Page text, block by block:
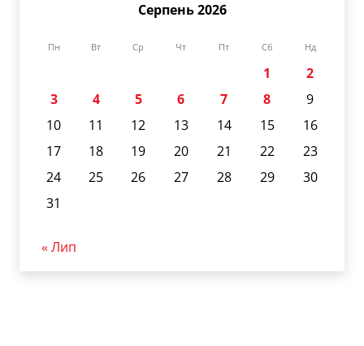
Серпень 2026
Пн Вт Ср Чт Пт Сб Нд
1
2
3
4 5 6 7 8
9
10
11 12 13 14 15
16
17
18 19 20 21 22
23
24
25 26 27 28 29
30
31
« Лип